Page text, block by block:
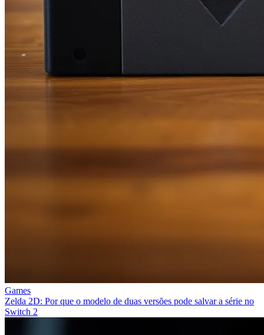
Games
Zelda 2D: Por que o modelo de duas versões pode salvar a série no
Switch 2